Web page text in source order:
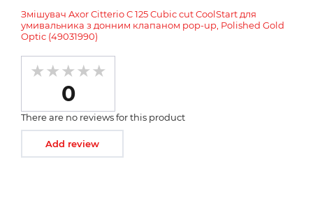
Змішувач Axor Citterio C 125 Cubic cut CoolStart для
умивальника з донним клапаном pop-up, Polished Gold
Optic (49031990)
0
There are no reviews for this product
Add review